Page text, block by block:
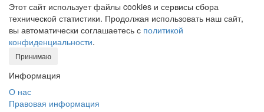
Этот сайт использует файлы cookies и сервисы сбора
технической статистики. Продолжая использовать наш сайт,
вы автоматически соглашаетесь с политикой
конфиденциальности.
Принимаю
Информация
О нас
Правовая информация